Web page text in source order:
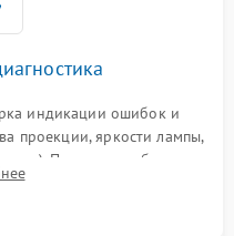
индикации ошибок и
проекции, яркости лампы,
Проверка работы
шума вентиляторов.